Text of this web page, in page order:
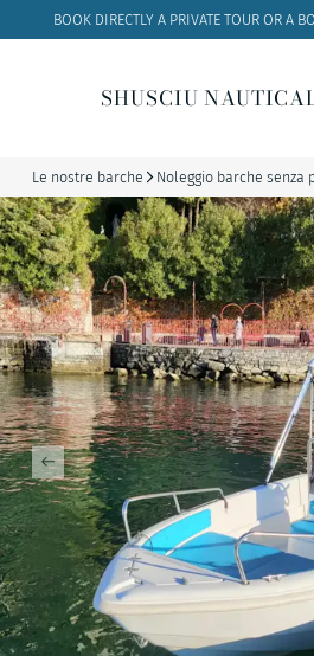
BOOK DIRECTLY A PRIVATE TOUR OR A
SHUSCIU
Le nostre barche Noleggio barche senza